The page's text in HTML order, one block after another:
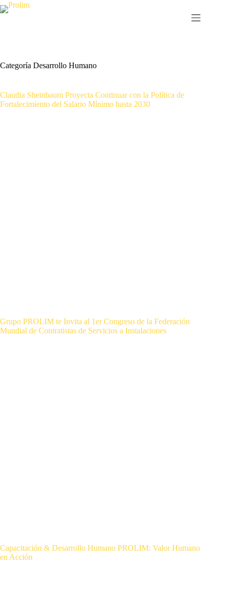
Saltar
al
Categoría Desarrollo Humano
Claudia Sheinbaum Proyecta Continuar con la Política de
Fortalecimiento del Salario Mínimo hasta 2030
Grupo PROLIM te Invita al 1er Congreso de la Federación
Mundial de Contratistas de Servicios a Instalaciones
Capacitación & Desarrollo Humano PROLIM: Valor Humano
en Acción